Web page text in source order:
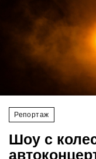
Репортаж
Шоу с